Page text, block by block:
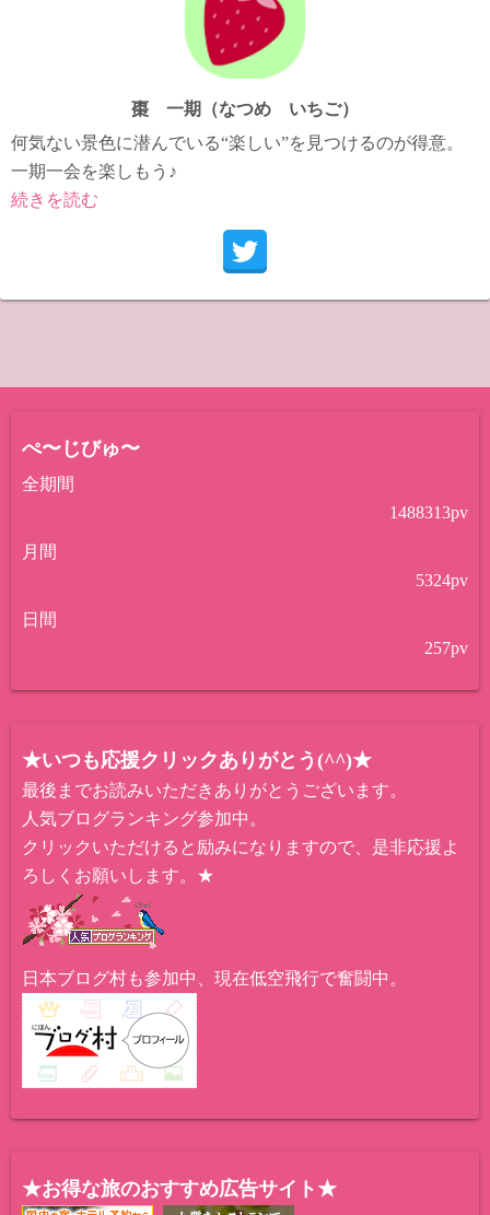
棗 一期（なつめ いちご）
何気ない景色に潜んでいる“楽しい”を見つけるのが得意。
一期一会を楽しもう♪
続きを読む
ぺ〜じびゅ〜
全期間
1488313pv
月間
5324pv
日間
257pv
★いつも応援クリックありがとう(^^)★
最後までお読みいただきありがとうございます。
人気ブログランキング参加中。
クリックいただけると励みになりますので、是非応援よ
ろしくお願いします。★
日本ブログ村も参加中、現在低空飛行で奮闘中。
★お得な旅のおすすめ広告サイト★